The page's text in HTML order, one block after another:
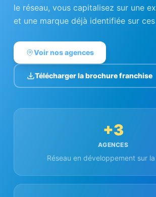
le réseau, vous capitalisez sur une
et une marque déjà identifiée sur
Voir nos agences
Télécharger la brochure franchise
+3
AGENCES
Réseau en développement sur